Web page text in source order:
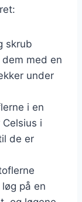
skrub
med en
under
i en
i
de er
på en